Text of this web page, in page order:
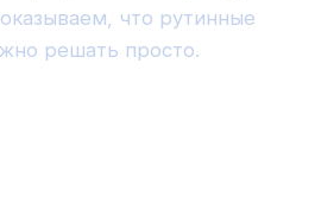
что рутинные
решать просто.